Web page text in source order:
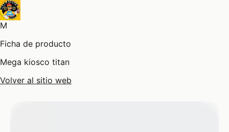
M
Ficha de producto
Mega kiosco titan
Volver al sitio web